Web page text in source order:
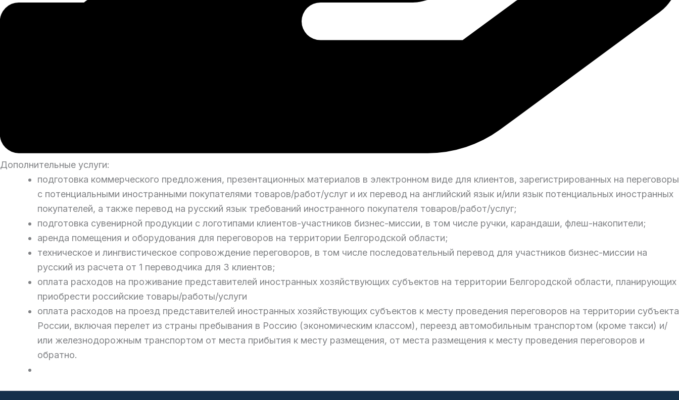
Дополнительные услуги:
подготовка коммерческого предложения, презентационных материалов в электронном виде для клиентов, зарегистрированных на переговоры
с потенциальными иностранными покупателями товаров/работ/услуг и их перевод на английский язык и/или язык потенциальных иностранных
покупателей, а также перевод на русский язык требований иностранного покупателя товаров/работ/услуг;
подготовка сувенирной продукции с логотипами клиентов-участников бизнес-миссии, в том числе ручки, карандаши, флеш-накопители;
аренда помещения и оборудования для переговоров на территории Белгородской области;
техническое и лингвистическое сопровождение переговоров, в том числе последовательный перевод для участников бизнес-миссии на
русский из расчета от 1 переводчика для 3 клиентов;
оплата расходов на проживание представителей иностранных хозяйствующих субъектов на территории Белгородской области, планирующих
приобрести российские товары/работы/услуги
оплата расходов на проезд представителей иностранных хозяйствующих субъектов к месту проведения переговоров на территории субъекта
России, включая перелет из страны пребывания в Россию (экономическим классом), переезд автомобильным транспортом (кроме такси) и/
или железнодорожным транспортом от места прибытия к месту размещения, от места размещения к месту проведения переговоров и
обратно.